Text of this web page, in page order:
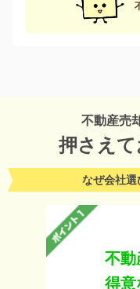
不動産売
押さえ
なぜ会社選
不動
得意